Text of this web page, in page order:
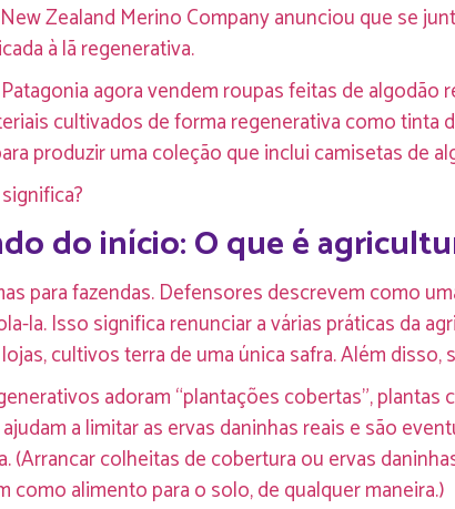
Zealand Merino Company anunciou que se
à lã regenerativa.
agora vendem roupas feitas de algodão
cultivados de forma regenerativa como
produzir uma coleção que inclui camisetas de
do início: O que é
para fazendas. Defensores descrevem como
la. Isso significa renunciar a várias práticas da
cultivos terra de uma única safra. Além disso,
adoram “plantações cobertas”,
a limitar as ervas daninhas reais e são
(Arrancar colheitas de cobertura ou ervas
como alimento para o solo, de qualquer maneira.)